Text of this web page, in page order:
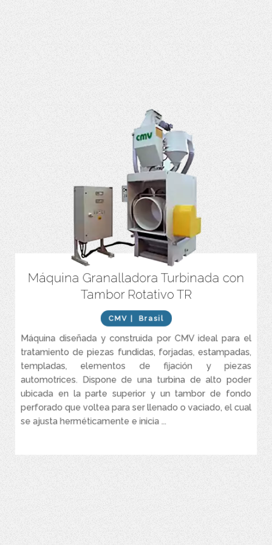
Máquina Granalladora Turbinada con
Tambor Rotativo TR
CMV | Brasil
Máquina diseñada y construida por CMV ideal para el
tratamiento de piezas fundidas, forjadas, estampadas,
templadas, elementos de fijación y piezas
automotrices. Dispone de una turbina de alto poder
ubicada en la parte superior y un tambor de fondo
perforado que voltea para ser llenado o vaciado, el cual
se ajusta herméticamente e inicia ...
Reduce los costes de mantenimiento hasta un 65%
Proporciona una excelente exposición de las piezas al abanico
Tambor de acero al manganeso de una sola pieza.
Reducción del ciclo de funcionamiento mediante el uso de un
freno en la turbina.
Sistema de carga y descarga automatizado (opcional).